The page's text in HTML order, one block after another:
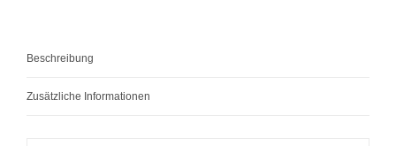
Beschreibung
Zusätzliche Informationen